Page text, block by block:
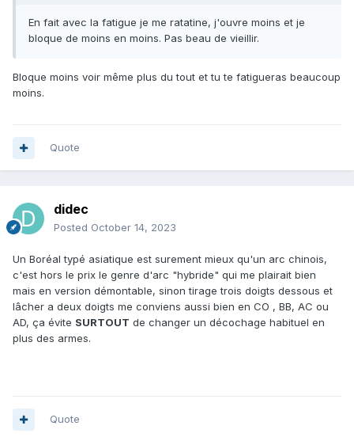
En fait avec la fatigue je me ratatine, j'ouvre moins et je
bloque de moins en moins. Pas beau de vieillir.
Bloque moins voir même plus du tout et tu te fatigueras beaucoup
moins.
Quote
didec
Posted October 14, 2023
Un Boréal typé asiatique est surement mieux qu'un arc chinois,
c'est hors le prix le genre d'arc "hybride" qui me plairait bien
mais en version démontable, sinon tirage trois doigts dessous et
lâcher a deux doigts me conviens aussi bien en CO , BB, AC ou
AD, ça évite SURTOUT de changer un décochage habituel en
plus des armes.
Quote